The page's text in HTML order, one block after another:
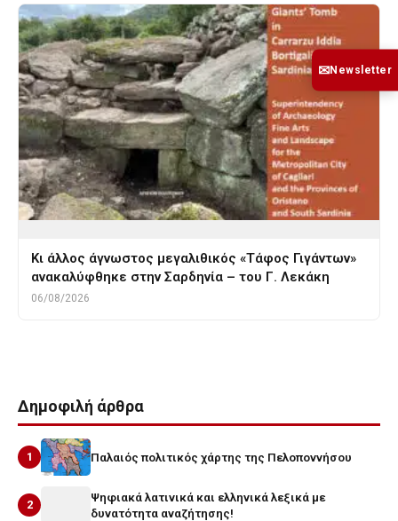
Κι άλλος άγνωστος μεγαλιθικός «Τάφος Γιγάντων»
ανακαλύφθηκε στην Σαρδηνία – του Γ. Λεκάκη
06/08/2026
Δημοφιλή άρθρα
1 Παλαιός πολιτικός χάρτης της Πελοποννήσου
2
Ψηφιακά λατινικά και ελληνικά λεξικά με
δυνατότητα αναζήτησης!
✉Newsletter